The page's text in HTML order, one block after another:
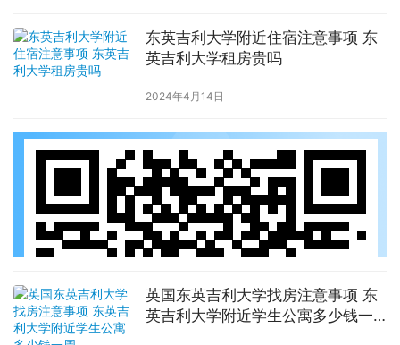
东英吉利大学附近住宿注意事项 东
英吉利大学租房贵吗
2024年4月14日
英国东英吉利大学找房注意事项 东
英吉利大学附近学生公寓多少钱一